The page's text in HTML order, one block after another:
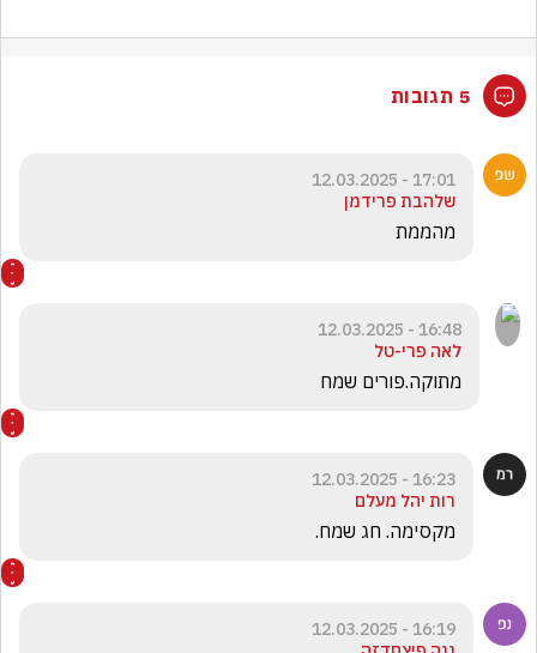
5 תגובות
17:01 - 12.03.2025
שלהבת פרידמן
מהממת
16:48 - 12.03.2025
לאה פרי-טל
מתוקה.פורים שמח
16:23 - 12.03.2025
רות יהל מעלם
מקסימה. חג שמח.
16:19 - 12.03.2025